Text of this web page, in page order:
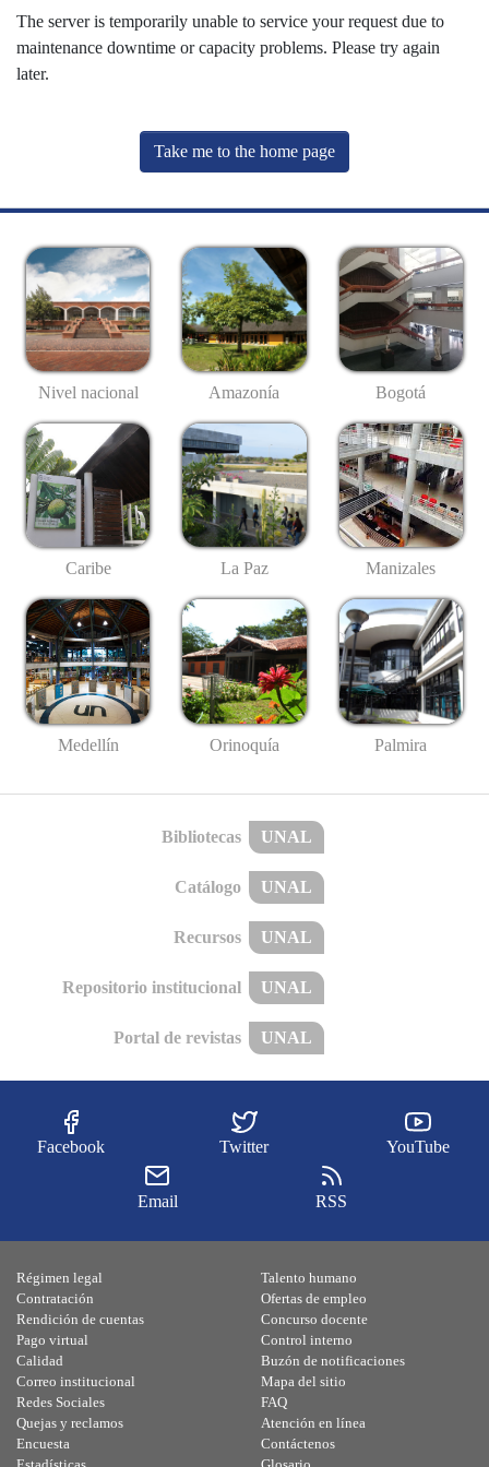
The server is temporarily unable to service your request due to
maintenance downtime or capacity problems. Please try again
later.
Take me to the home page
Nivel nacional Amazonía Bogotá
Caribe La Paz Manizales
Medellín Orinoquía Palmira
Bibliotecas UNAL
Catálogo UNAL
Recursos UNAL
Repositorio institucional UNAL
Portal de revistas UNAL
Facebook Twitter YouTube
Email RSS
Régimen legal
Contratación
Rendición de cuentas
Pago virtual
Calidad
Talento humano
Ofertas de empleo
Concurso docente
Control interno
Buzón de notificaciones
Correo institucional
Redes Sociales
Quejas y reclamos
Encuesta
Mapa del sitio
FAQ
Atención en línea
Contáctenos